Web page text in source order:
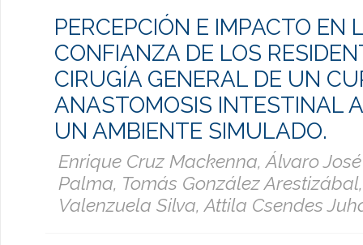
PERCEPCIÓN E IMPACTO EN
CONFIANZA DE LOS
CIRUGÍA GENERAL DE UN
ANASTOMOSIS INTESTINAL
UN AMBIENTE SIMULADO.
Enrique Cruz Mackenna, Álvaro
Palma, Tomás González
Valenzuela Silva, Attila Csendes